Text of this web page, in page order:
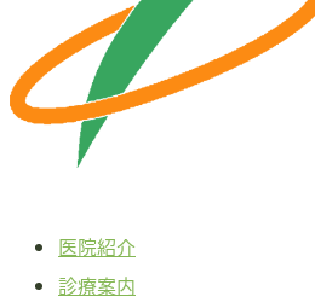
プ
医院紹介
診療案内